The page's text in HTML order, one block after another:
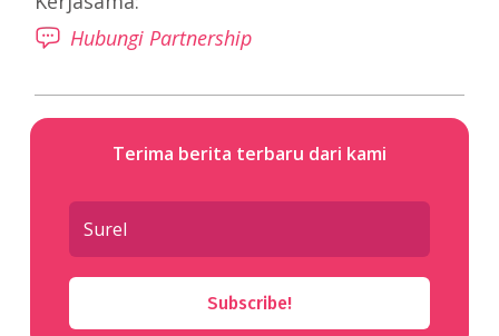
Hubungi Partnership
Terima berita terbaru dari kami
Subscribe!